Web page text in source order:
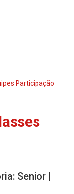
Participação
Senior |